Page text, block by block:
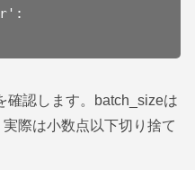
確認します。batch_sizeは
際は小数点以下切り捨て